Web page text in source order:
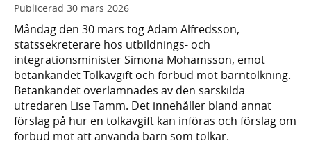
Publicerad 30 mars 2026
Måndag den 30 mars tog Adam Alfredsson,
statssekreterare hos utbildnings- och
integrationsminister Simona Mohamsson, emot
betänkandet Tolkavgift och förbud mot barntolkning.
Betänkandet överlämnades av den särskilda
utredaren Lise Tamm. Det innehåller bland annat
förslag på hur en tolkavgift kan införas och förslag om
förbud mot att använda barn som tolkar.